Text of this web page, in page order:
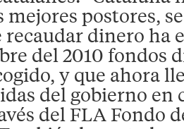
mejores postores,
recaudar dinero ha
del 2010 fondos
y que ahora
del gobierno en
del FLA Fondo